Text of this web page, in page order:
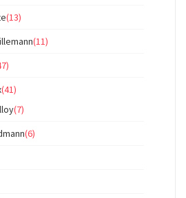
(13)
(11)
(41)
(7)
(6)